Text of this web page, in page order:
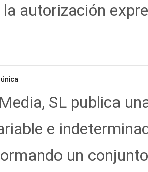
autorización
SL publica
e
un